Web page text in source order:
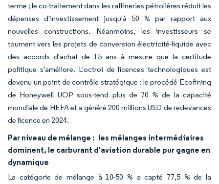
terme ; le co-traitement dans les raffineries pétrolières réduit les
dépenses d'investissement jusqu'à 50 % par rapport aux
nouvelles constructions. Néanmoins, les investisseurs se
tournent vers les projets de conversion électricité-liquide avec
des accords d'achat de 15 ans à mesure que la certitude
politique s'améliore. L'octroi de licences technologiques est
devenu un point de contrôle stratégique : le procédé Ecofining
de Honeywell UOP sous-tend plus de 70 % de la capacité
mondiale de HEFA et a généré 200 millions USD de redevances
de licence en 2024.
Par niveau de mélange : les mélanges intermédiaires
dominent, le carburant d'aviation durable pur gagne en
dynamique
La catégorie de mélange à 10-50 % a capté 77,5 % de la